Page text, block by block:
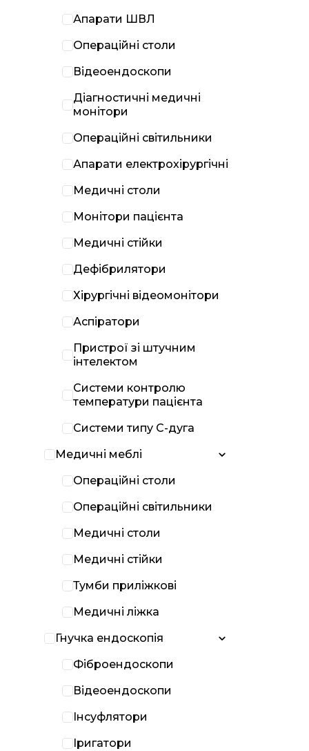
Апарати ШВЛ
Операційні столи
Відеоендоскопи
Діагностичні медичні
монітори
Операційні світильники
Апарати електрохірургічні
Медичні столи
Монітори пацієнта
Медичні стійки
Дефібрилятори
Хірургічні відеомонітори
Аспіратори
Пристрої зі штучним
інтелектом
Системи контролю
температури пацієнта
Системи типу С-дуга
Медичні меблі
Операційні столи
Операційні світильники
Медичні столи
Медичні стійки
Тумби приліжкові
Медичні ліжка
Гнучка ендоскопія
Фіброендоскопи
Відеоендоскопи
Інсуфлятори
Іригатори